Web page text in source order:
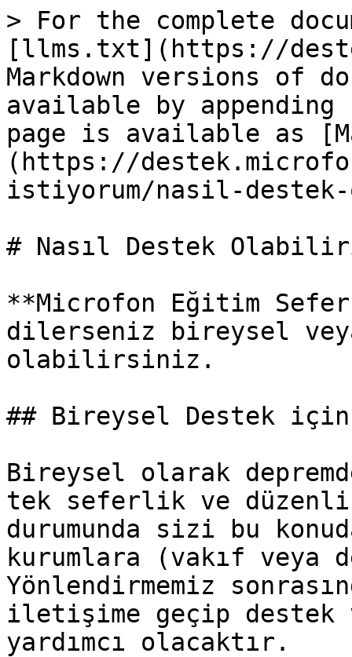
> For the complete
[llms.txt](https://
Markdown versions of
available by
page is available as
(https://
istiyorum/nasil-
# Nasıl Destek
**Microfon Eğitim
dilerseniz bireysel
olabilirsiniz.
## Bireysel Destek
Bireysel olarak
tek seferlik ve düzenli
durumunda sizi bu
kurumlara (vakıf veya
Yönlendirmemiz
iletişime geçip destek
yardımcı olacaktır.